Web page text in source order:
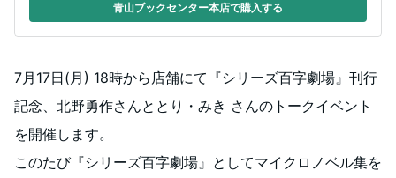
青山ブックセンター本店で購入する
7月17日(月) 18時から店舗にて『シリーズ百字劇場』刊行
記念、北野勇作さんととり・みき さんのトークイベント
を開催します。
このたび『シリーズ百字劇場』としてマイクロノベル集を